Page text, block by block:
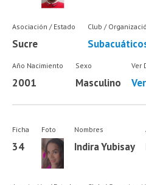
Asociación / Estado
Sucre
Club /
Año Nacimiento
2001
Sexo
Masculino
Ver
Ficha
34
Foto Nombres
Indira Yubisay